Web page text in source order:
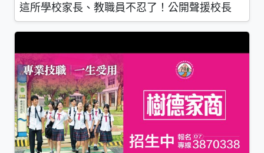
這所學校家長、教職員不忍了！公開聲援校長